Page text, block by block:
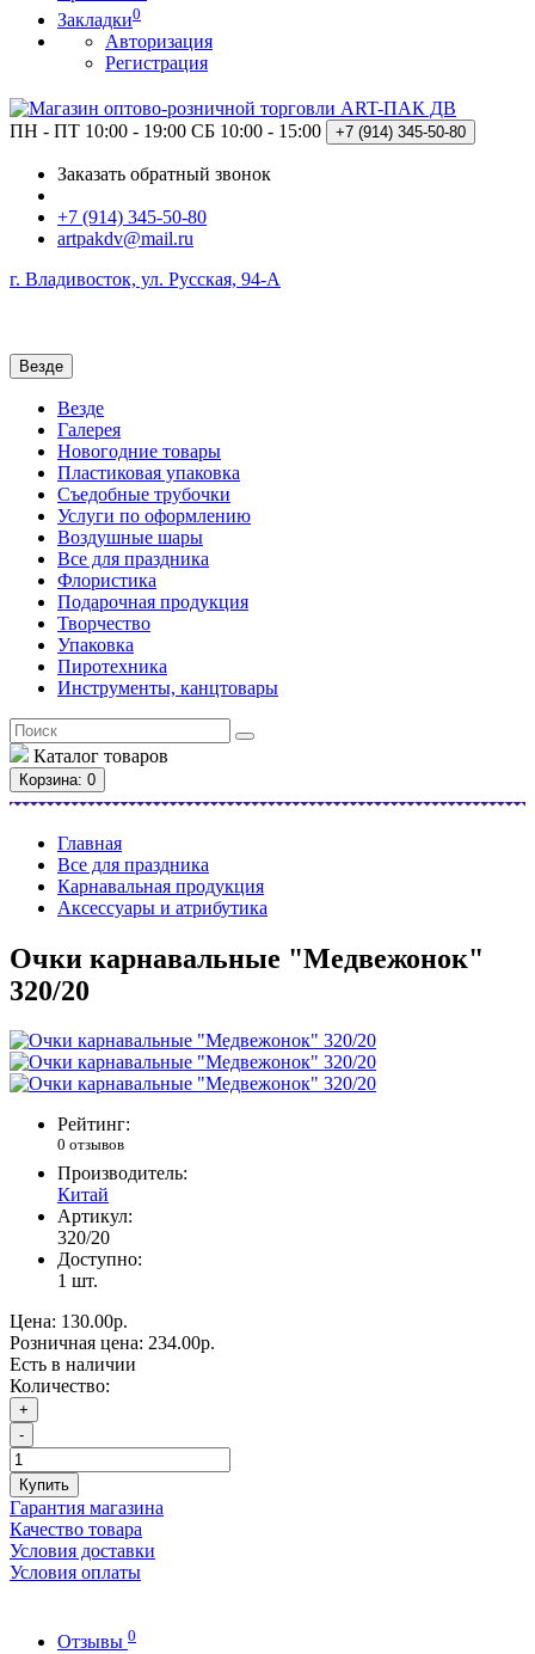
Закладки0
Авторизация
Регистрация
ПН - ПТ 10:00 - 19:00 СБ 10:00 - 15:00 +7 (914) 345-50-80
Заказать обратный звонок
+7 (914) 345-50-80
artpakdv@mail.ru
г. Владивосток, ул. Русская, 94-А
Везде
Везде
Галерея
Новогодние товары
Пластиковая упаковка
Съедобные трубочки
Услуги по оформлению
Воздушные шары
Все для праздника
Флористика
Подарочная продукция
Творчество
Упаковка
Пиротехника
Инструменты, канцтовары
Каталог товаров
Корзина: 0
Главная
Все для праздника
Карнавальная продукция
Аксессуары и атрибутика
Очки карнавальные "Медвежонок"
320/20
Рейтинг:
0 отзывов
Производитель:
Китай
Артикул:
320/20
Доступно:
1 шт.
Цена: 130.00р.
Розничная цена: 234.00р.
Есть в наличии
Количество:
+
-
Купить
Гарантия магазина
Качество товара
Условия доставки
Условия оплаты
Отзывы 0